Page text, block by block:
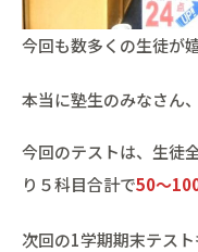
今回も数多くの生徒が
本当に塾生のみなさん
今回のテストは、生徒
り５科目合計で50～
次回の1学期期末テス